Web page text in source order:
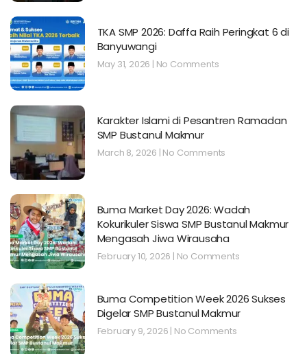
TKA SMP 2026: Daffa Raih Peringkat 6 di
Banyuwangi
May 31, 2026 No Comments
Karakter Islami di Pesantren Ramadan
SMP Bustanul Makmur
March 8, 2026 No Comments
Buma Market Day 2026: Wadah
Kokurikuler Siswa SMP Bustanul Makmur
Mengasah Jiwa Wirausaha
February 10, 2026 No Comments
Buma Competition Week 2026 Sukses
Digelar SMP Bustanul Makmur
February 9, 2026 No Comments